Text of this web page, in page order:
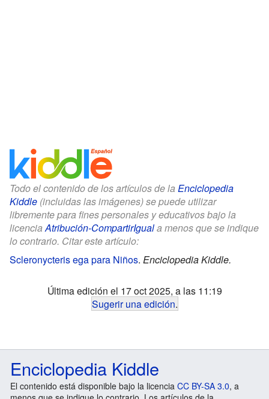
Todo el contenido de los artículos de la Enciclopedia
Kiddle (incluidas las imágenes) se puede utilizar
libremente para fines personales y educativos bajo la
licenciaAtribución-CompartirIguala menos que se indique
lo contrario. Citar este artículo:
Scleronycteris ega para Niños. Enciclopedia Kiddle.
Última edición el 17 oct 2025, a las 11:19
Sugerir una edición.
Enciclopedia Kiddle
El contenido está disponible bajo la licencia CC BY-SA 3.0, a